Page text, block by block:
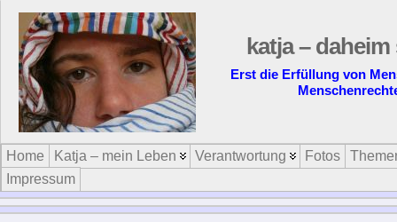
katja –
Erst die Erfüllung von
Home Katja – mein Leben Verantwortung Fotos
Impressum